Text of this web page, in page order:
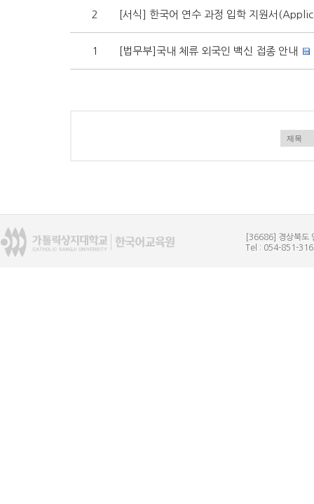
2 [서식] 한국어 연수 과정 입학 지원서
1 [법무부]국내 체류 외국인 백신 접종 안내
[36686] 경상북도
Tel : 054-851-